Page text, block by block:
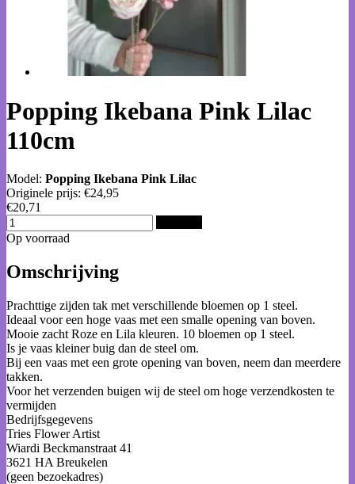
Popping Ikebana Pink Lilac
110cm
Model: Popping Ikebana Pink Lilac
Originele prijs: €24,95
€20,71
Op voorraad
Omschrijving
Prachttige zijden tak met verschillende bloemen op 1 steel.
Ideaal voor een hoge vaas met een smalle opening van boven.
Mooie zacht Roze en Lila kleuren. 10 bloemen op 1 steel.
Is je vaas kleiner buig dan de steel om.
Bij een vaas met een grote opening van boven, neem dan meerdere
takken.
Voor het verzenden buigen wij de steel om hoge verzendkosten te
vermijden
Bedrijfsgegevens
Tries Flower Artist
Wiardi Beckmanstraat 41
3621 HA Breukelen
(geen bezoekadres)